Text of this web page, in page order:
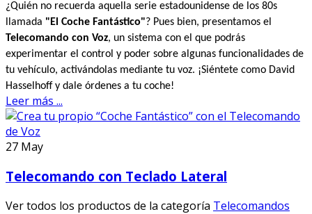
¿Quién no recuerda aquella serie estadounidense de los 80s
llamada "El Coche Fantástico"? Pues bien, presentamos el
Telecomando con Voz, un sistema con el que podrás
experimentar el control y poder sobre algunas funcionalidades de
tu vehículo, activándolas mediante tu voz. ¡Siéntete como David
Hasselhoff y dale órdenes a tu coche!
Leer más ...
27 May
Telecomando con Teclado Lateral
Ver todos los productos de la categoría Telecomandos